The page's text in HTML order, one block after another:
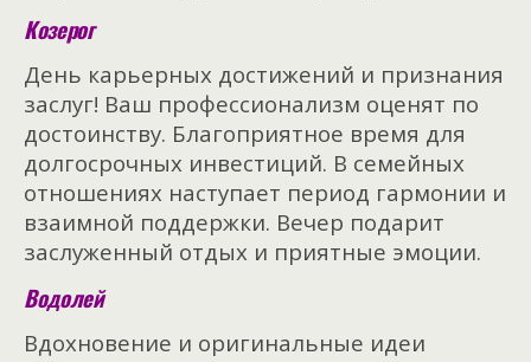
Козерог
День карьерных достижений и признания
заслуг! Ваш профессионализм оценят по
достоинству. Благоприятное время для
долгосрочных инвестиций. В семейных
отношениях наступает период гармонии и
взаимной поддержки. Вечер подарит
заслуженный отдых и приятные эмоции.
Водолей
Вдохновение и оригинальные идеи